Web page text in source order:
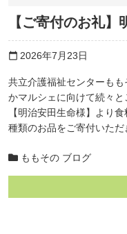
【ご寄付のお礼】
calendar_today 2026年7月23日
共立介護福祉センターも
かマルシェに向けて続々と
【明治安田生命様】より
種類のお品をご寄付いた
ももその ブログ